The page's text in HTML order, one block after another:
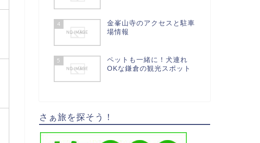
4
金峯山寺のアクセスと駐車
場情報
5
ペットも一緒に！犬連れ
OKな鎌倉の観光スポット
さぁ旅を探そう！